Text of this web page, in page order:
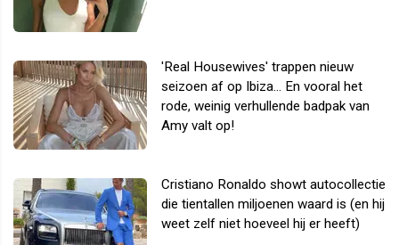
'Real Housewives' trappen nieuw
seizoen af op Ibiza... En vooral het
rode, weinig verhullende badpak van
Amy valt op!
Cristiano Ronaldo showt autocollectie
die tientallen miljoenen waard is (en hij
weet zelf niet hoeveel hij er heeft)